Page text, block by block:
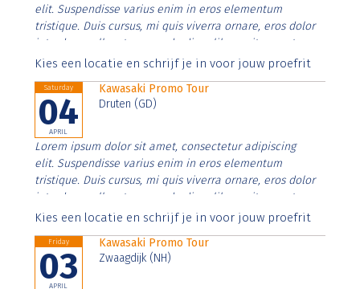
elit. Suspendisse varius enim in eros elementum
tristique. Duis cursus, mi quis viverra ornare, eros dolor
interdum nulla, ut commodo diam libero vitae erat.
Aenean faucibus nibh et justo cursus id rutrum lorem
Kies een locatie en schrijf je in voor jouw proefrit
Saturday
04
APRIL
Kawasaki Promo Tour
Druten (GD)
Lorem ipsum dolor sit amet, consectetur adipiscing
elit. Suspendisse varius enim in eros elementum
tristique. Duis cursus, mi quis viverra ornare, eros dolor
interdum nulla, ut commodo diam libero vitae erat.
Aenean faucibus nibh et justo cursus id rutrum lorem
Kies een locatie en schrijf je in voor jouw proefrit
Friday
03
APRIL
Kawasaki Promo Tour
Zwaagdijk (NH)